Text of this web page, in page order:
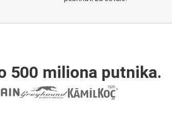
500 miliona putnika.